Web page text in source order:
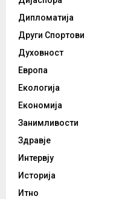
Дипломатија
Други Спортови
Духовност
Европа
Екологија
Економија
Занимливости
Здравје
Интервју
Историја
Итно